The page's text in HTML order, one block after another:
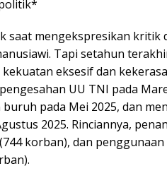
saat mengekspresikan kritik
Tapi setahun
eksesif dan
UU TNI pada
pada Mei 2025, dan
2025. Rinciannya,
korban), dan